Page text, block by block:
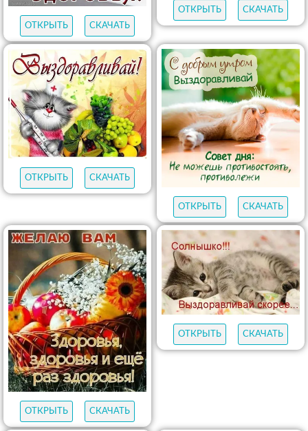
ОТКРЫТЬ СКАЧАТЬ
ОТКРЫТЬ СКАЧАТЬ
ОТКРЫТЬ СКАЧАТЬ ОТКРЫТЬ СКАЧАТЬ